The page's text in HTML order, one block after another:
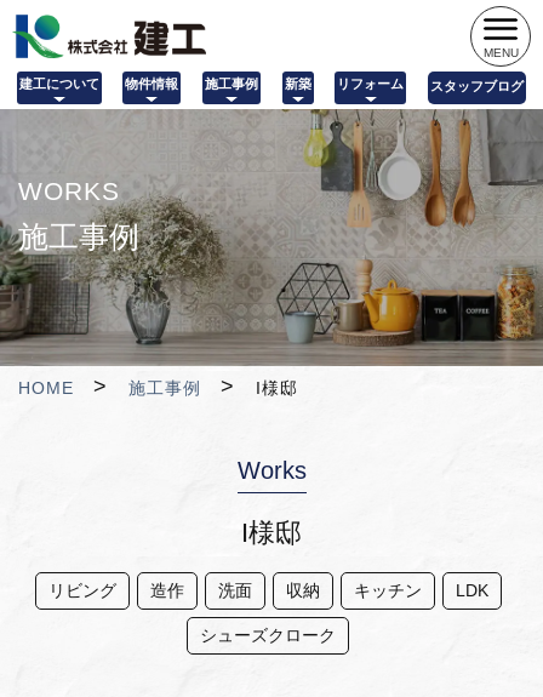
建工について 物件情報 施工事例 新築 リフォーム スタッフブログ
MENU
WORKS
施工事例
HOME 施工事例 I様邸
Works
I様邸
リビング 造作 洗面 収納 キッチン LDK
シューズクローク